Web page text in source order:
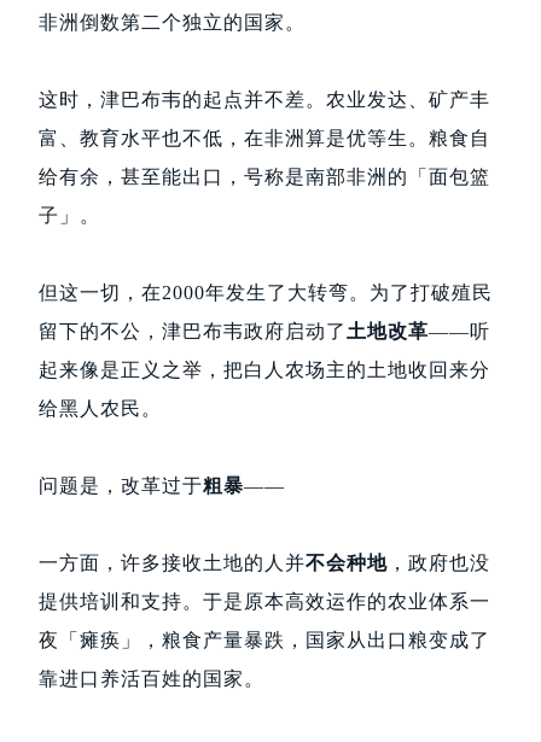
非洲倒数第二个独立的国家。
这时，津巴布韦的起点并不差。农业发达、矿产丰
富、教育水平也不低，在非洲算是优等生。粮食自
给有余，甚至能出口，号称是南部非洲的「面包篮
子」。
但这一切，在2000年发生了大转弯。为了打破殖民
留下的不公，津巴布韦政府启动了 土地改革——听
起来像是正义之举，把白人农场主的土地收回来分
给黑人农民。
问题是，改革过于粗暴——
一方面，许多接收土地的人并不会种地 ，政府也没
提供培训和支持。于是原本高效运作的农业体系一
夜「瘫痪」，粮食产量暴跌，国家从出口粮变成了
靠进口养活百姓的国家。